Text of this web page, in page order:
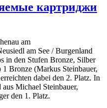
картриджи
am
am See / Burgenland
in den Stufen Bronze, Silber
Bronze (Markus Steinbauer,
dabei den 2. Platz. In
Michael Steinbauer,
den 1. Platz.